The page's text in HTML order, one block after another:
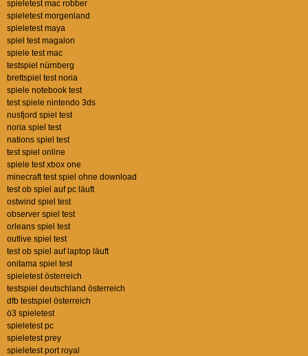
spieletest mac robber
spieletest morgenland
spieletest maya
spiel test magalon
spiele test mac
testspiel nürnberg
brettspiel test noria
spiele notebook test
test spiele nintendo 3ds
nusfjord spiel test
noria spiel test
nations spiel test
test spiel online
spiele test xbox one
minecraft test spiel ohne download
test ob spiel auf pc läuft
ostwind spiel test
observer spiel test
orleans spiel test
outlive spiel test
test ob spiel auf laptop läuft
onitama spiel test
spieletest österreich
testspiel deutschland österreich
dfb testspiel österreich
ö3 spieletest
spieletest pc
spieletest prey
spieletest port royal